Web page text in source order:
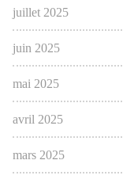
juillet 2025
juin 2025
mai 2025
avril 2025
mars 2025